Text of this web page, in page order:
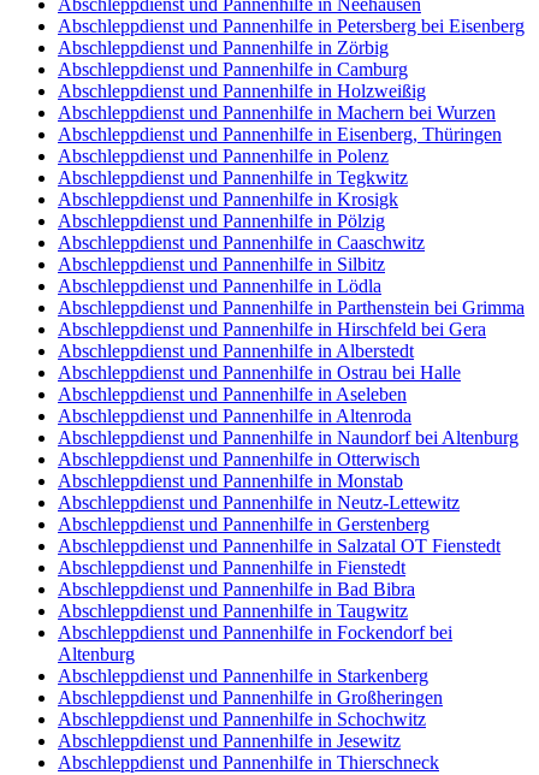
Abschleppdienst und Pannenhilfe in Petersberg bei Eisenberg
Abschleppdienst und Pannenhilfe in Zörbig
Abschleppdienst und Pannenhilfe in Camburg
Abschleppdienst und Pannenhilfe in Holzweißig
Abschleppdienst und Pannenhilfe in Machern bei Wurzen
Abschleppdienst und Pannenhilfe in Eisenberg, Thüringen
Abschleppdienst und Pannenhilfe in Polenz
Abschleppdienst und Pannenhilfe in Tegkwitz
Abschleppdienst und Pannenhilfe in Krosigk
Abschleppdienst und Pannenhilfe in Pölzig
Abschleppdienst und Pannenhilfe in Caaschwitz
Abschleppdienst und Pannenhilfe in Silbitz
Abschleppdienst und Pannenhilfe in Lödla
Abschleppdienst und Pannenhilfe in Parthenstein bei Grimma
Abschleppdienst und Pannenhilfe in Hirschfeld bei Gera
Abschleppdienst und Pannenhilfe in Alberstedt
Abschleppdienst und Pannenhilfe in Ostrau bei Halle
Abschleppdienst und Pannenhilfe in Aseleben
Abschleppdienst und Pannenhilfe in Altenroda
Abschleppdienst und Pannenhilfe in Naundorf bei Altenburg
Abschleppdienst und Pannenhilfe in Otterwisch
Abschleppdienst und Pannenhilfe in Monstab
Abschleppdienst und Pannenhilfe in Neutz-Lettewitz
Abschleppdienst und Pannenhilfe in Gerstenberg
Abschleppdienst und Pannenhilfe in Salzatal OT Fienstedt
Abschleppdienst und Pannenhilfe in Fienstedt
Abschleppdienst und Pannenhilfe in Bad Bibra
Abschleppdienst und Pannenhilfe in Taugwitz
Abschleppdienst und Pannenhilfe in Fockendorf bei
Altenburg
Abschleppdienst und Pannenhilfe in Starkenberg
Abschleppdienst und Pannenhilfe in Großheringen
Abschleppdienst und Pannenhilfe in Schochwitz
Abschleppdienst und Pannenhilfe in Jesewitz
Abschleppdienst und Pannenhilfe in Thierschneck